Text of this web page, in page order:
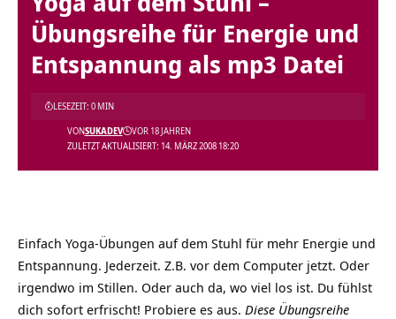
Übungsreihe für Energie und
Entspannung als mp3 Datei
ZULETZT AKTUALISIERT: 14. MÄRZ 2008 18:20
VONSUKADEV VOR 18 JAHREN
LESEZEIT: 0 MIN
Einfach Yoga-Übungen auf dem Stuhl für mehr Energie und
Entspannung. Jederzeit. Z.B. vor dem Computer jetzt. Oder
irgendwo im Stillen. Oder auch da, wo viel los ist. Du fühlst
dich sofort erfrischt! Probiere es aus. Diese Übungsreihe